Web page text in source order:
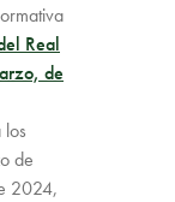
Real
de
de
2024,